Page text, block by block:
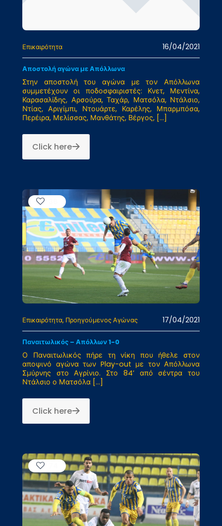
Επικαιρότητα 16/04/2021
Αποστολή αγώνα με Απόλλωνα
Στην αποστολή του αγώνα με τον Απόλλωνα
συμμετέχουν οι ποδοσφαιριστές: Κνετ, Μεντίνα,
Καρασαλίδης, Αρσούρα, Ταχάρ, Ματσόλα, Ντάλσιο,
Ντίας, Αριγίμπι, Ντουάρτε, Καρέλης, Μπαρμπόσα,
Περέιρα, Μελίσσας, Μανθάτης, Βέργος, […]
Click here
Επικαιρότητα Προηγούμενος Αγώνας 17/04/2021
Παναιτωλικός – Απόλλων 1-0
Ο Παναιτωλικός πήρε τη νίκη που ήθελε στον
αποψινό αγώνα των Play-out με τον Απόλλωνα
Σμύρνης στο Αγρίνιο. Στο 84’ από σέντρα του
Ντάλσιο ο Ματσόλα […]
Click here